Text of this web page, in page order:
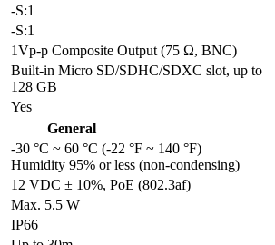
-S:1
-S:1
1Vp-p Composite Output (75 Ω, BNC)
Built-in Micro SD/SDHC/SDXC slot, up to
128 GB
Yes
General
-30 °C ~ 60 °C (-22 °F ~ 140 °F)
Humidity 95% or less (non-condensing)
12 VDC ± 10%, PoE (802.3af)
Max. 5.5 W
IP66